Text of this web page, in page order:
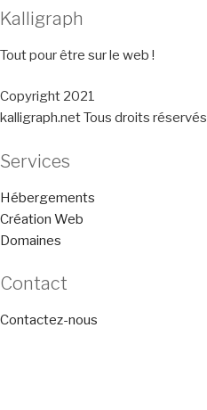
Kalligraph
Tout pour être sur le web !
Copyright 2021
kalligraph.net Tous droits réservés
Services
Hébergements
Création Web
Domaines
Contact
Contactez-nous